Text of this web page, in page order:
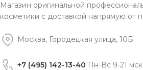
Магазин оригинальной
косметики с доставкой напрямую от
Москва, Городецкая улица, 10Б
+7 (495) 142-13-40 Пн-Вс 9-21 мск